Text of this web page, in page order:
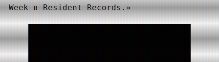
Week в Resident Records.»